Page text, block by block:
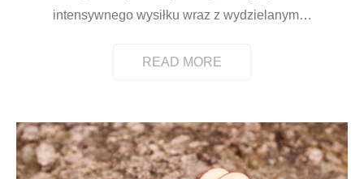
intensywnego wysiłku wraz z wydzielanym…
READ MORE